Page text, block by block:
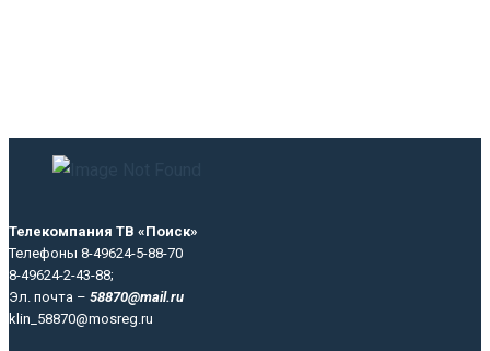
Телекомпания ТВ «Поиск»
Телефоны 8-49624-5-88-70
8-49624-2-43-88;
Эл. почта – 58870@mail.ru
klin_58870@mosreg.ru